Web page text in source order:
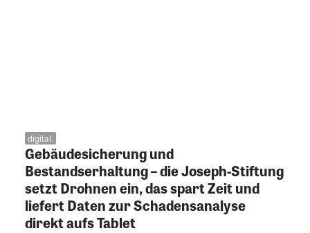
digital.
Gebäudesicherung und
Bestandserhaltung – die Joseph-Stiftung
setzt Drohnen ein, das spart Zeit und
liefert Daten zur Schadensanalyse
direkt aufs Tablet